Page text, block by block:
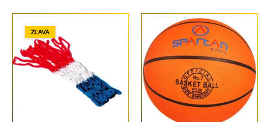
ZĽAVA